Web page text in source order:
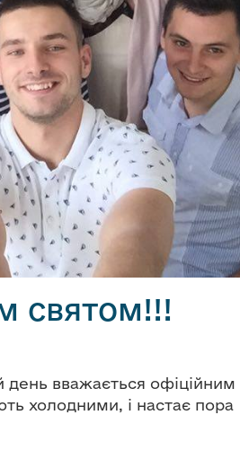
святом!!!
вважається офіційним
холодними, і настає пора